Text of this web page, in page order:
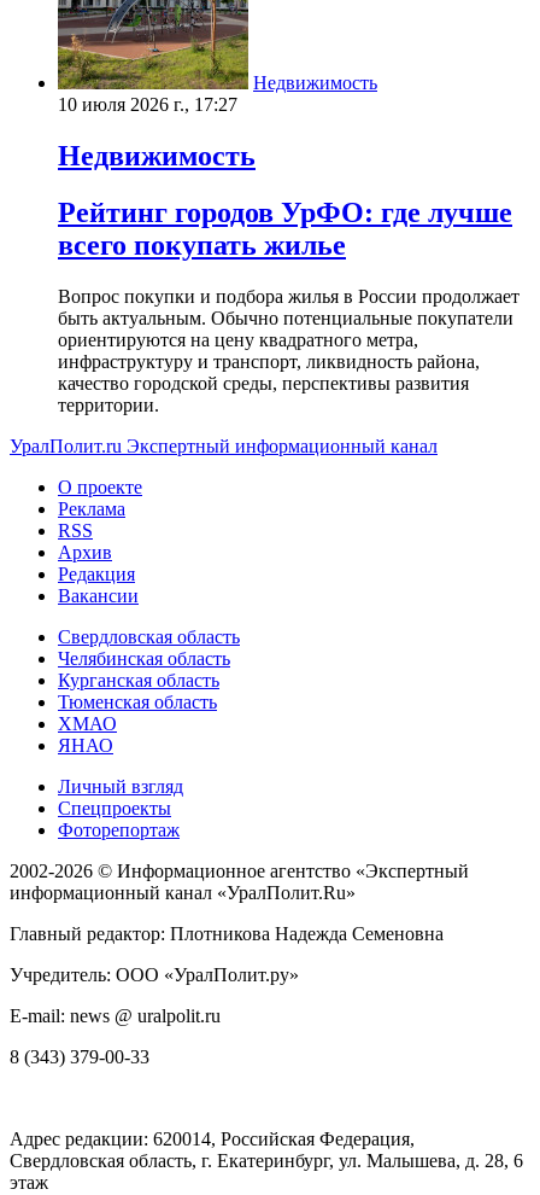
Недвижимость
10 июля 2026 г., 17:27
Недвижимость
Рейтинг городов УрФО: где лучше
всего покупать жилье
Вопрос покупки и подбора жилья в России продолжает
быть актуальным. Обычно потенциальные покупатели
ориентируются на цену квадратного метра,
инфраструктуру и транспорт, ликвидность района,
качество городской среды, перспективы развития
территории.
УралПолит.ru Экспертный информационный канал
О проекте
Реклама
RSS
Архив
Редакция
Вакансии
Свердловская область
Челябинская область
Курганская область
Тюменская область
ХМАО
ЯНАО
Личный взгляд
Спецпроекты
Фоторепортаж
2002-2026 © Информационное агентство «Экспертный
информационный канал «УралПолит.Ru»
Главный редактор: Плотникова Надежда Семеновна
Учредитель: ООО «УралПолит.ру»
E-mail: news @ uralpolit.ru
8 (343) 379-00-33
Адрес редакции: 620014, Российская Федерация,
Свердловская область, г. Екатеринбург, ул. Малышева, д. 28, 6
этаж